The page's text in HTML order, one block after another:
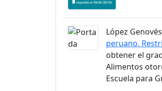
López
peruano.
obtener el
Alimentos
Escuela para